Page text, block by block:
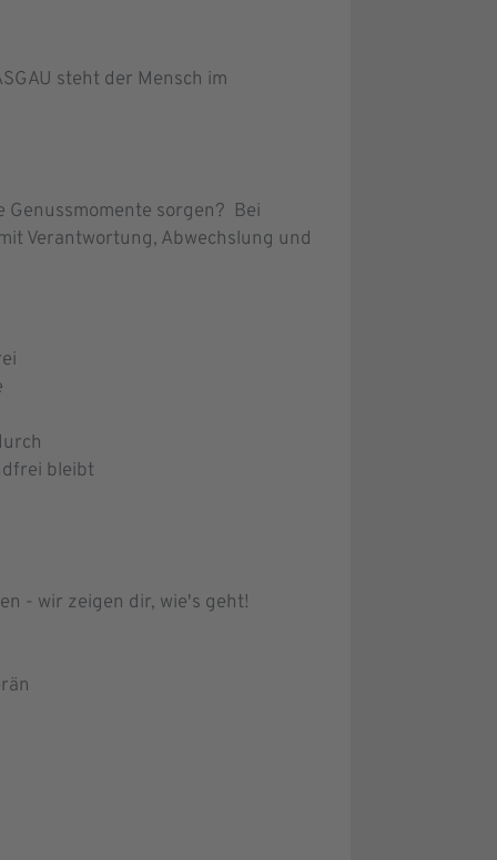
steht der Mensch im
sorgen? Bei
Verantwortung, Abwechslung und
bleibt
- wir zeigen dir, wie's geht!